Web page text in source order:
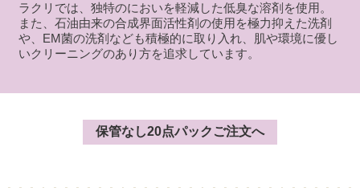
ラクリでは、独特のにおいを軽減した低臭な溶剤を使用。
また、石油由来の合成界面活性剤の使用を極力抑えた洗剤
や、EM菌の洗剤なども積極的に取り入れ、肌や環境に優し
いクリーニングのあり方を追求しています。
保管なし20点パックご注文へ